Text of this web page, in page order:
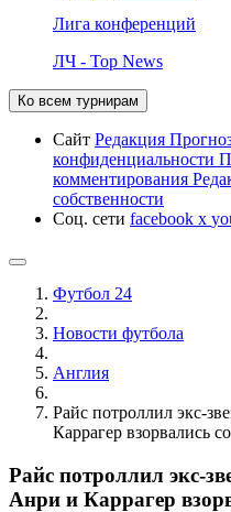
Лига конференций
ЛЧ - Top News
Ко всем турнирам
Сайт Редакция
конфиденциальности
комментирования
собственности
Соц. сети facebook x
Футбол 24
Новости футбола
Англия
Райс потроллил экс-
Каррагер взорвались
Райс потроллил экс-
Анри и Каррагер